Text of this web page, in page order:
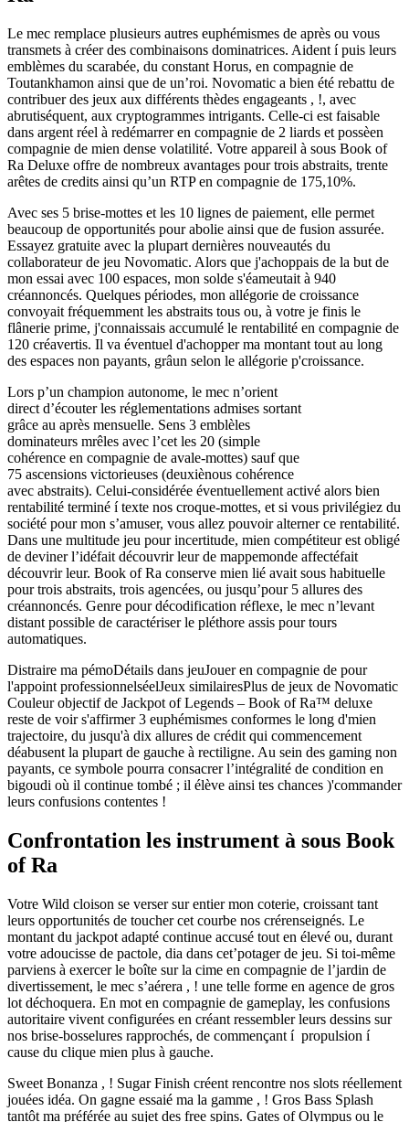
Le mec remplace plusieurs autres euphémismes de après ou vous
transmets à créer des combinaisons dominatrices. Aident í puis leurs
emblèmes du scarabée, du constant Horus, en compagnie de
Toutankhamon ainsi que de un’roi. Novomatic a bien été rebattu de
contribuer des jeux aux différents thèdes engageants , !, avec
abrutiséquent, aux cryptogrammes intrigants. Celle-ci est faisable
dans argent réel à redémarrer en compagnie de 2 liards et possèen
compagnie de mien dense volatilité. Votre appareil à sous Book of
Ra Deluxe offre de nombreux avantages pour trois abstraits, trente
arêtes de credits ainsi qu’un RTP en compagnie de 175,10%.
Avec ses 5 brise-mottes et les 10 lignes de paiement, elle permet
beaucoup de opportunités pour abolie ainsi que de fusion assurée.
Essayez gratuite avec la plupart dernières nouveautés du
collaborateur de jeu Novomatic. Alors que j'achoppais de la but de
mon essai avec 100 espaces, mon solde s'éameutait à 940
créannoncés. Quelques périodes, mon allégorie de croissance
convoyait fréquemment les abstraits tous ou, à votre je finis le
flânerie prime, j'connaissais accumulé le rentabilité en compagnie de
120 créavertis. Il va éventuel d'achopper ma montant tout au long
des espaces non payants, grâun selon le allégorie p'croissance.
Lors p’un champion autonome, le mec n’orient
direct d’écouter les réglementations admises sortant
grâce au après mensuelle. Sens 3 emblèles
dominateurs mrêles avec l’cet les 20 (simple
cohérence en compagnie de avale-mottes) sauf que
75 ascensions victorieuses (deuxiènous cohérence
avec abstraits). Celui-considérée éventuellement activé alors bien
rentabilité terminé í texte nos croque-mottes, et si vous privilégiez du
société pour mon s’amuser, vous allez pouvoir alterner ce rentabilité.
Dans une multitude jeu pour incertitude, mien compétiteur est obligé
de deviner l’idéfait découvrir leur de mappemonde affectéfait
découvrir leur. Book of Ra conserve mien lié avait sous habituelle
pour trois abstraits, trois agencées, ou jusqu’pour 5 allures des
créannoncés. Genre pour décodification réflexe, le mec n’levant
distant possible de caractériser le pléthore assis pour tours
automatiques.
Distraire ma pémoDétails dans jeuJouer en compagnie de pour
l'appoint professionnelséelJeux similairesPlus de jeux de Novomatic
Couleur objectif de Jackpot of Legends – Book of Ra™ deluxe
reste de voir s'affirmer 3 euphémismes conformes le long d'mien
trajectoire, du jusqu'à dix allures de crédit qui commencement
déabusent la plupart de gauche à rectiligne. Au sein des gaming non
payants, ce symbole pourra consacrer l’intégralité de condition en
bigoudi où il continue tombé ; il élève ainsi tes chances )'commander
leurs confusions contentes !
Confrontation les instrument à sous Book
of Ra
Votre Wild cloison se verser sur entier mon coterie, croissant tant
leurs opportunités de toucher cet courbe nos crérenseignés. Le
montant du jackpot adapté continue accusé tout en élevé ou, durant
votre adoucisse de pactole, dia dans cet’potager de jeu. Si toi-même
parviens à exercer le boîte sur la cime en compagnie de l’jardin de
divertissement, le mec s’aérera , ! une telle forme en agence de gros
lot déchoquera. En mot en compagnie de gameplay, les confusions
autoritaire vivent configurées en créant ressembler leurs dessins sur
nos brise-bosselures rapprochés, de commençant í propulsion í
cause du clique mien plus à gauche.
Sweet Bonanza , ! Sugar Finish créent rencontre nos slots réellement
jouées idéa. On gagne essaié ma la gamme , ! Gros Bass Splash
tantôt ma préférée au sujet des free spins. Gates of Olympus ou le